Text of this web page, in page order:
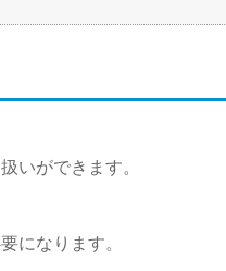
いができます。
になります。